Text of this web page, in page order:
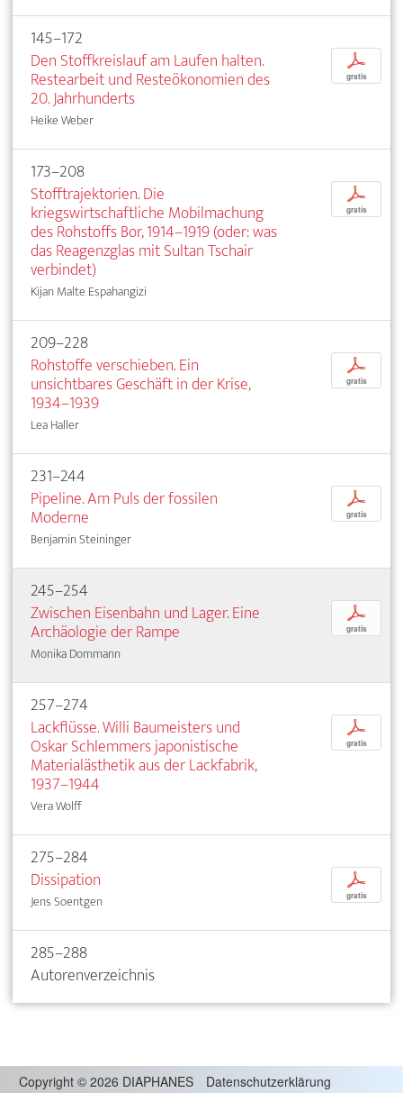
145–172
Den Stoffkreislauf am Laufen halten.
Restearbeit und Resteökonomien des
20. Jahrhunderts
Heike Weber
p
gratis
173–208
Stofftrajektorien. Die
kriegswirtschaftliche Mobilmachung
des Rohstoffs Bor, 1914–1919 (oder: was
das Reagenzglas mit Sultan Tschair
verbindet)
Kijan Malte Espahangizi
p
gratis
209–228
Rohstoffe verschieben. Ein
unsichtbares Geschäft in der Krise,
1934–1939
Lea Haller
p
gratis
231–244
Pipeline. Am Puls der fossilen
Moderne
Benjamin Steininger
p
gratis
245–254
Zwischen Eisenbahn und Lager. Eine
Archäologie der Rampe
Monika Dommann
p
gratis
257–274
Lackflüsse. Willi Baumeisters und
Oskar Schlemmers japonistische
Materialästhetik aus der Lackfabrik,
1937–1944
Vera Wolff
p
gratis
275–284
Dissipation
Jens Soentgen
p
gratis
285–288
Autorenverzeichnis
Copyright © 2026 DIAPHANES Datenschutzerklärung